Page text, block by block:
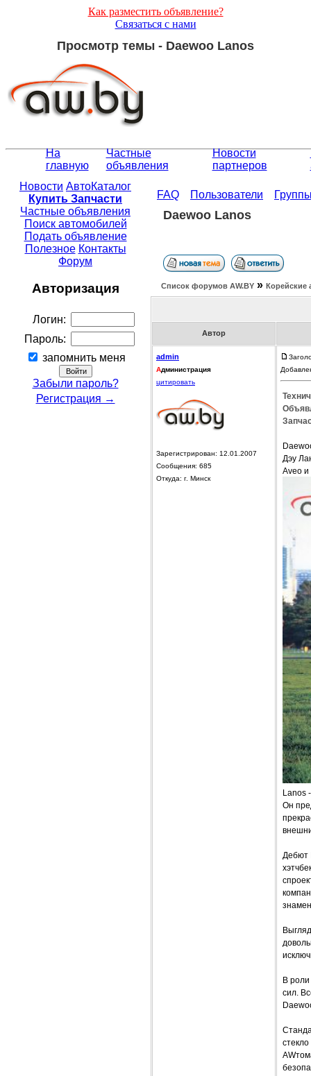
Как разместить объявление?
Связаться с нами
Просмотр темы - Daewoo Lanos
На
главную
Частные
объявления
Новости
партнеров
Новости АвтоКаталог
Купить Запчасти
Частные объявления
Поиск автомобилей
Подать объявление
Полезное Контакты
Форум
Авторизация
Логин:
Пароль:
запомнить меня
Забыли пароль?
Регистрация →
FAQ Пользователи
Daewoo Lanos
Список форумов АW.BY » Корейские
Автор
admin
Администрация
цитировать
Зарегистрирован: 12.01.2007
Сообщения: 685
Откуда: г. Минск
Дэу
Aveo и
Lanos
Он
Дебют
В
сил.